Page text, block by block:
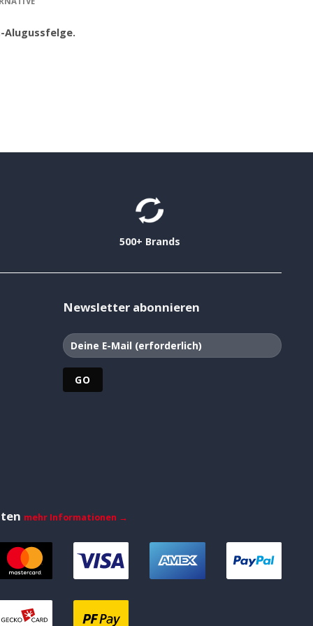
Alugussfelge.
500+ Brands
Newsletter abonnieren
mehr Informationen →